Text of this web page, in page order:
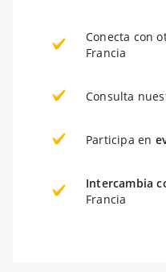
Conecta con
Francia
Consulta
Participa en
Intercambia
Francia